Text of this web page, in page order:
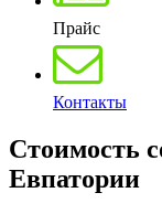
Прайс
Контакты
Стоимость
Евпатории